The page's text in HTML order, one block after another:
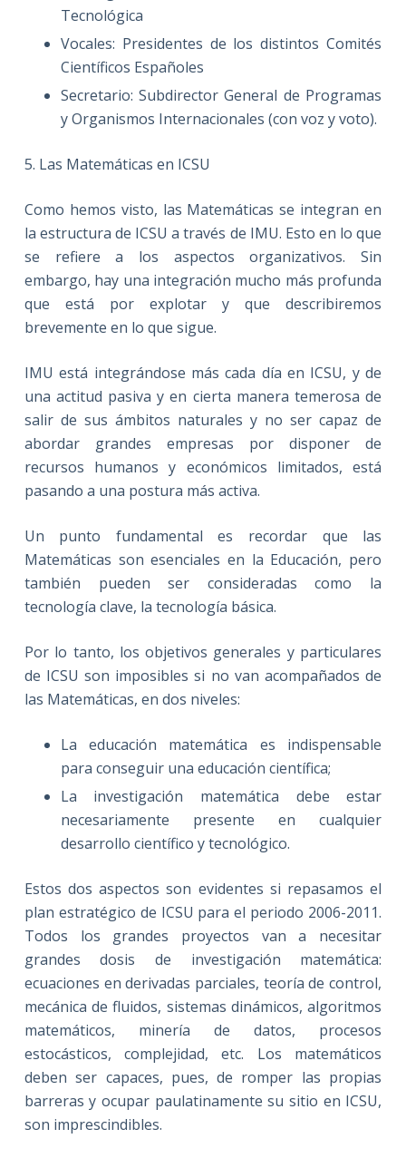
Tecnológica
Vocales: Presidentes de los distintos Comités
Científicos Españoles
Secretario: Subdirector General de Programas
y Organismos Internacionales (con voz y voto).
5. Las Matemáticas en ICSU
Como hemos visto, las Matemáticas se integran en
la estructura de ICSU a través de IMU. Esto en lo que
se refiere a los aspectos organizativos. Sin
embargo, hay una integración mucho más profunda
que está por explotar y que describiremos
brevemente en lo que sigue.
IMU está integrándose más cada día en ICSU, y de
una actitud pasiva y en cierta manera temerosa de
salir de sus ámbitos naturales y no ser capaz de
abordar grandes empresas por disponer de
recursos humanos y económicos limitados, está
pasando a una postura más activa.
Un punto fundamental es recordar que las
Matemáticas son esenciales en la Educación, pero
también pueden ser consideradas como la
tecnología clave, la tecnología básica.
Por lo tanto, los objetivos generales y particulares
de ICSU son imposibles si no van acompañados de
las Matemáticas, en dos niveles:
La educación matemática es indispensable
para conseguir una educación científica;
La investigación matemática debe estar
necesariamente presente en cualquier
desarrollo científico y tecnológico.
Estos dos aspectos son evidentes si repasamos el
plan estratégico de ICSU para el periodo 2006-2011.
Todos los grandes proyectos van a necesitar
grandes dosis de investigación matemática:
ecuaciones en derivadas parciales, teoría de control,
mecánica de fluidos, sistemas dinámicos, algoritmos
matemáticos, minería de datos, procesos
estocásticos, complejidad, etc. Los matemáticos
deben ser capaces, pues, de romper las propias
barreras y ocupar paulatinamente su sitio en ICSU,
son imprescindibles.